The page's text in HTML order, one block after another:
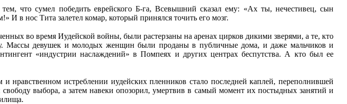
что сумел победить еврейского Б-га, Всевышний сказал ему: «Ах ты, нечестивец, сын
И в нос Тита залетел комар, который принялся точить его мозг.
во время Иудейской войны, были растерзаны на аренах цирков дикими зверями, а те, кто
Массы девушек и молодых женщин были проданы в публичные дома, и даже мальчиков и
«индустрии наслаждений» в Помпеях и других центрах беспутства. А кто был ее
нравственном истреблении иудейских пленников стало последней каплей, переполнившей
выбора, а затем навеки опозорил, умертвив в самый момент их постыдных занятий и